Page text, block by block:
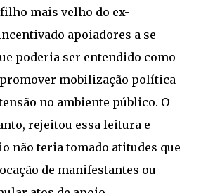
mais velho do ex-
apoiadores a se
poderia ser entendido como
mobilização política
no ambiente público. O
rejeitou essa leitura e
não teria tomado atitudes que
de manifestantes ou